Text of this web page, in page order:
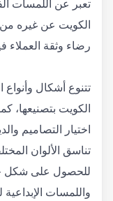
تعبر عن اللمسات
الكويت عن غيره من
رضاء وثقة العملاء
تتنوع أشكال
الكويت بتصنيعها،
اختيار التصاميم
تناسق الألوان
للحصول على شكل
واللمسات